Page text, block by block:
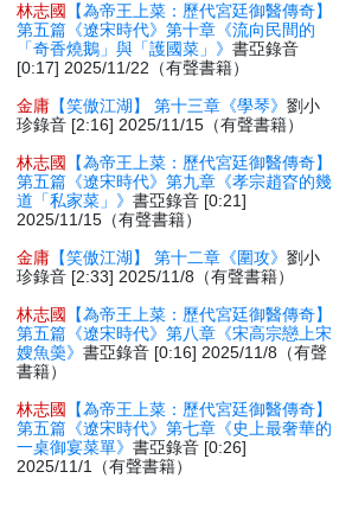
林志國
【為帝王上菜：歷代宮廷御醫傳奇】
第五篇《遼宋時代》第十章《流向民間的
「奇香燒鵝」與「護國菜」》書亞錄音
[0:17] 2025/11/22（有聲書籍）
金庸 【笑傲江湖】 第十三章《學琴》劉小
珍錄音 [2:16] 2025/11/15（有聲書籍）
林志國
【為帝王上菜：歷代宮廷御醫傳奇】
第五篇《遼宋時代》第九章《孝宗趙昚的幾
道「私家菜」》書亞錄音 [0:21]
2025/11/15（有聲書籍）
金庸 【笑傲江湖】 第十二章《圍攻》劉小
珍錄音 [2:33] 2025/11/8（有聲書籍）
林志國
【為帝王上菜：歷代宮廷御醫傳奇】
第五篇《遼宋時代》第八章《宋高宗戀上宋
嫂魚羮》書亞錄音 [0:16] 2025/11/8（有聲
書籍）
林志國
【為帝王上菜：歷代宮廷御醫傳奇】
第五篇《遼宋時代》第七章《史上最奢華的
一桌御宴菜單》書亞錄音 [0:26]
2025/11/1（有聲書籍）